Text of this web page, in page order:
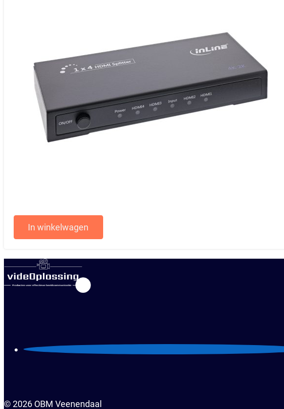
In winkelwagen
© 2026 OBM Veenendaal